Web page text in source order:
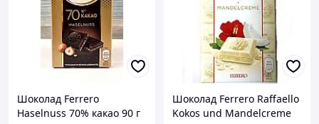
Шоколад Ferrero
Haselnuss 70% какао 90 г
Шоколад Ferrero Raffaello
Kokos und Mandelcreme